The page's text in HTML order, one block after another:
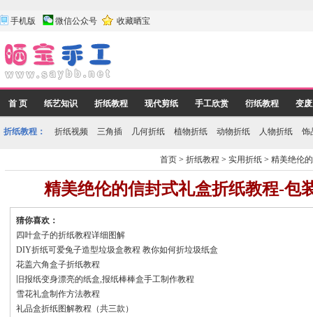
手机版 微信公众号 收藏晒宝
首 页 纸艺知识 折纸教程 现代剪纸 手工欣赏 衍纸教程 变
折纸教程： 折纸视频 三角插 几何折纸 植物折纸 动物折纸 人物折纸 饰
首页 >折纸教程 >实用折纸 >精美绝伦
精美绝伦的信封式礼盒折纸教程-包
猜你喜欢：
四叶盒子的折纸教程详细图解
DIY折纸可爱兔子造型垃圾盒教程 教你如何折垃圾纸盒
花盖六角盒子折纸教程
旧报纸变身漂亮的纸盒,报纸棒棒盒手工制作教程
雪花礼盒制作方法教程
礼品盒折纸图解教程（共三款）